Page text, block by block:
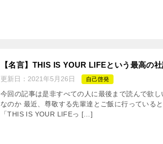
【名言】THIS IS YOUR LIFEという最高の
更新日： 2021年5月26日 自己啓発
今回の記事は是非すべての人に最後まで読んで欲
なのか 最近、尊敬する先輩達とご飯に行っている
「THIS IS YOUR LIFEっ […]